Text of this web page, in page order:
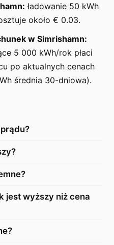
ładowanie 50 kWh
około € 0.03.
w Simrishamn:
5 000 kWh/rok płaci
po aktualnych cenach
średnia 30-dniowa).
jest wyższy niż cena